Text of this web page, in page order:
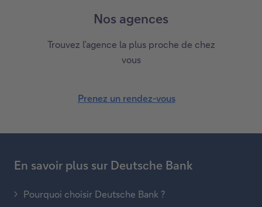
Nos agences
Trouvez l’agence la plus proche de chez
vous
Prenez un rendez-vous
En savoir plus sur Deutsche Bank
Pourquoi choisir Deutsche Bank ?